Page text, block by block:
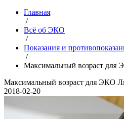
Главная
/
Всё об ЭКО
/
Показания и
/
Максимальный возраст для
Максимальный возраст для ЭКО
2018-02-20